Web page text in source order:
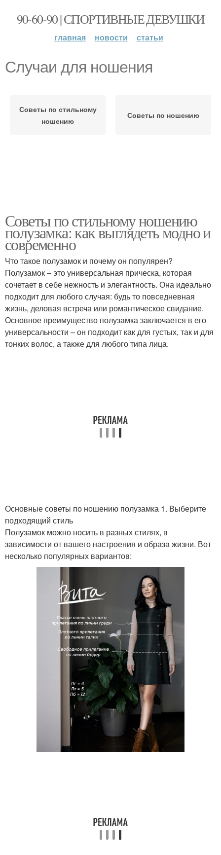
90-60-90 | СПОРТИВНЫЕ ДЕВУШКИ
главная новости статьи
Случаи для ношения
Советы по стильному
ношению
Советы по ношению
Советы по стильному ношению
полузамка: как выглядеть модно и
современно
Что такое полузамок и почему он популярен?
Полузамок – это универсальная прическа, которая
сочетает в себе нежность и элегантность. Она идеально
подходит для любого случая: будь то повседневная
жизнь, деловая встреча или романтическое свидание.
Основное преимущество полузамка заключается в его
универсальности – он подходит как для густых, так и для
тонких волос, а также для любого типа лица.
Основные советы по ношению полузамка 1. Выберите
подходящий стиль
Полузамок можно носить в разных стилях, в
зависимости от вашего настроения и образа жизни. Вот
несколько популярных вариантов: